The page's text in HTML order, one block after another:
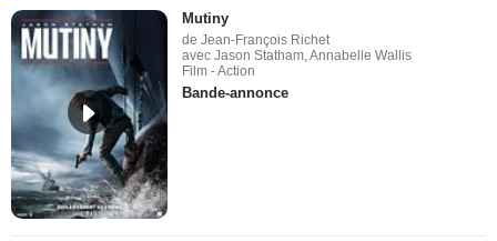
Mutiny
de Jean-François Richet
avec Jason Statham, Annabelle Wallis
Film - Action
Bande-annonce